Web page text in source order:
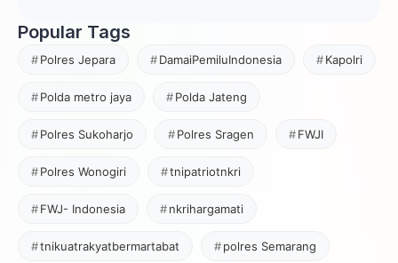
Popular Tags
Polres Jepara DamaiPemiluIndonesia Kapolri
Polda metro jaya Polda Jateng
Polres Sukoharjo Polres Sragen FWJI
Polres Wonogiri tnipatriotnkri
FWJ- Indonesia nkrihargamati
tnikuatrakyatbermartabat polres Semarang